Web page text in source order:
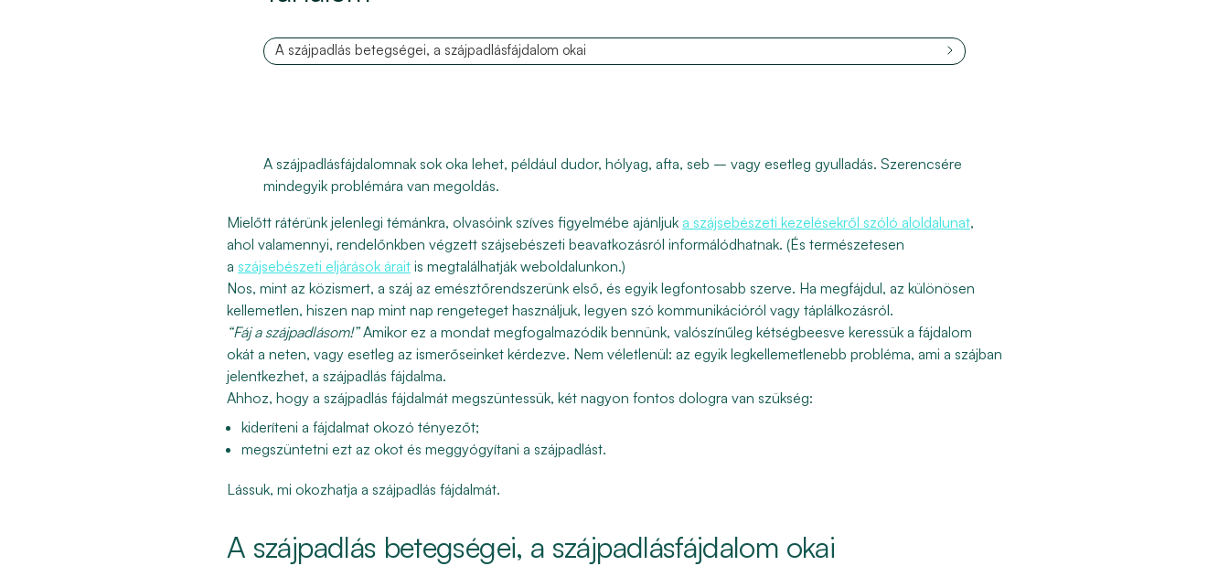
A szájpadlás betegségei, a szájpadlásfájdalom okai
A szájpadlásfájdalomnak sok oka lehet, például dudor, hólyag, afta, seb – vagy esetleg gyulladás. Szerencsére
mindegyik problémára van megoldás.
Mielőtt rátérünk jelenlegi témánkra, olvasóink szíves figyelmébe ajánljuk a szájsebészeti kezelésekről szóló aloldalunat,
ahol valamennyi, rendelőnkben végzett szájsebészeti beavatkozásról informálódhatnak. (És természetesen
a szájsebészeti eljárások árait is megtalálhatják weboldalunkon.)
Nos, mint az közismert, a száj az emésztőrendszerünk első, és egyik legfontosabb szerve. Ha megfájdul, az különösen
kellemetlen, hiszen nap mint nap rengeteget használjuk, legyen szó kommunikációról vagy táplálkozásról.
“Fáj a szájpadlásom!” Amikor ez a mondat megfogalmazódik bennünk, valószínűleg kétségbeesve keressük a fájdalom
okát a neten, vagy esetleg az ismerőseinket kérdezve. Nem véletlenül: az egyik legkellemetlenebb probléma, ami a szájban
jelentkezhet, a szájpadlás fájdalma.
Ahhoz, hogy a szájpadlás fájdalmát megszüntessük, két nagyon fontos dologra van szükség:
kideríteni a fájdalmat okozó tényezőt;
megszüntetni ezt az okot és meggyógyítani a szájpadlást.
Lássuk, mi okozhatja a szájpadlás fájdalmát.
A szájpadlás betegségei, a szájpadlásfájdalom okai